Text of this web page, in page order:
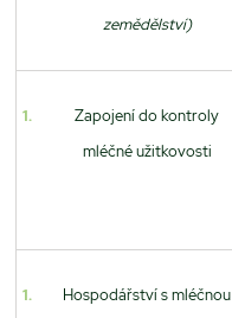
zemědělství)
Zapojení do kontroly
mléčné užitkovosti
Hospodářství s mléčnou